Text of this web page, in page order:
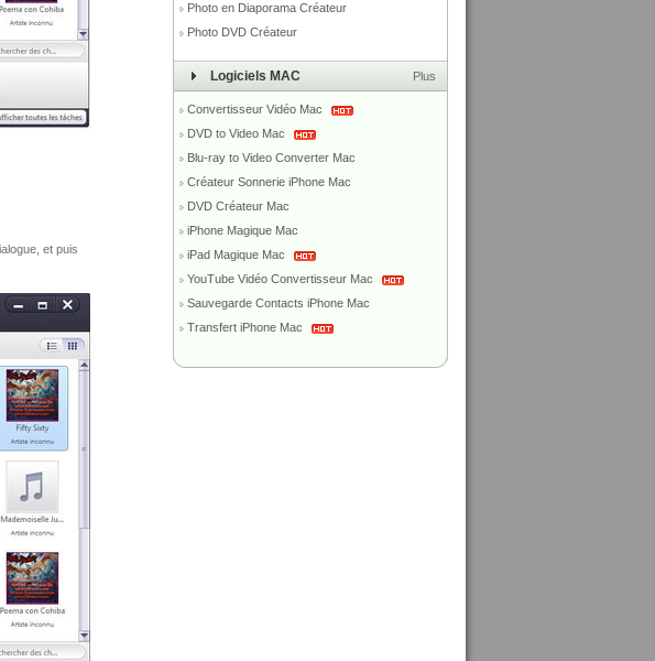
et puis
Photo en Diaporama Créateur
Photo DVD Créateur
Logiciels MAC Plus
Convertisseur Vidéo Mac
DVD to Video Mac
Blu-ray to Video Converter Mac
Créateur Sonnerie iPhone Mac
DVD Créateur Mac
iPhone Magique Mac
iPad Magique Mac
YouTube Vidéo Convertisseur Mac
Sauvegarde Contacts iPhone Mac
Transfert iPhone Mac